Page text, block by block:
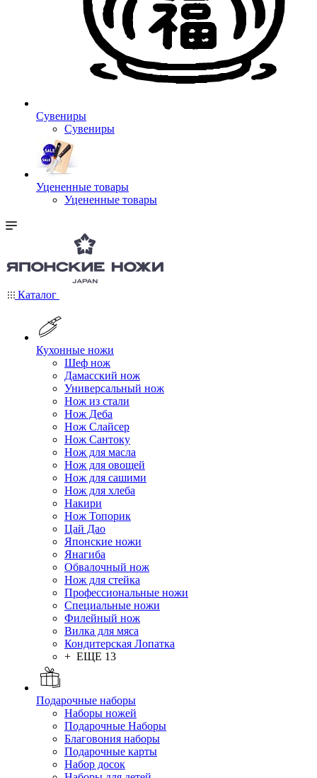
Сувениры
Сувениры
Уцененные товары
Уцененные товары
Каталог
Кухонные ножи
Шеф нож
Дамасский нож
Универсальный нож
Нож из стали
Нож Деба
Нож Слайсер
Нож Сантоку
Нож для масла
Нож для овощей
Нож для сашими
Нож для хлеба
Накири
Нож Топорик
Цай Дао
Японские ножи
Янагиба
Обвалочный нож
Нож для стейка
Профессиональные ножи
Специальные ножи
Филейный нож
Вилка для мяса
Кондитерская Лопатка
+ ЕЩЕ 13
Подарочные наборы
Наборы ножей
Подарочные Наборы
Благовония наборы
Подарочные карты
Набор досок